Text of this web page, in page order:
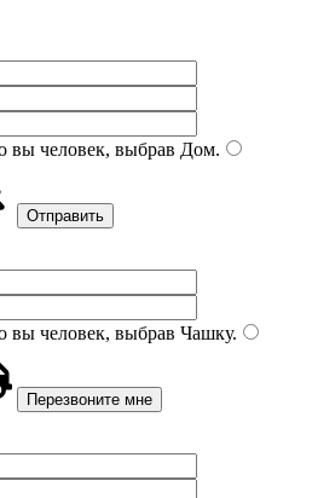
вы человек, выбрав Дом.
вы человек, выбрав Чашку.